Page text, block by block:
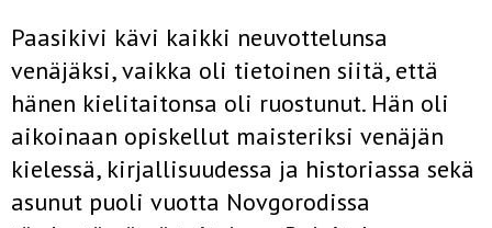
Paasikivi kävi kaikki neuvottelunsa
venäjäksi, vaikka oli tietoinen siitä, että
hänen kielitaitonsa oli ruostunut. Hän oli
aikoinaan opiskellut maisteriksi venäjän
kielessä, kirjallisuudessa ja historiassa sekä
asunut puoli vuotta Novgorodissa